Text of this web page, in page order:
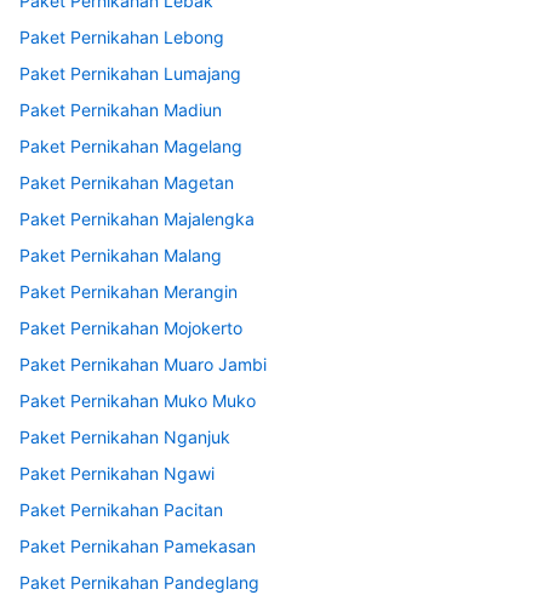
Paket Pernikahan Lebong
Paket Pernikahan Lumajang
Paket Pernikahan Madiun
Paket Pernikahan Magelang
Paket Pernikahan Magetan
Paket Pernikahan Majalengka
Paket Pernikahan Malang
Paket Pernikahan Merangin
Paket Pernikahan Mojokerto
Paket Pernikahan Muaro Jambi
Paket Pernikahan Muko Muko
Paket Pernikahan Nganjuk
Paket Pernikahan Ngawi
Paket Pernikahan Pacitan
Paket Pernikahan Pamekasan
Paket Pernikahan Pandeglang